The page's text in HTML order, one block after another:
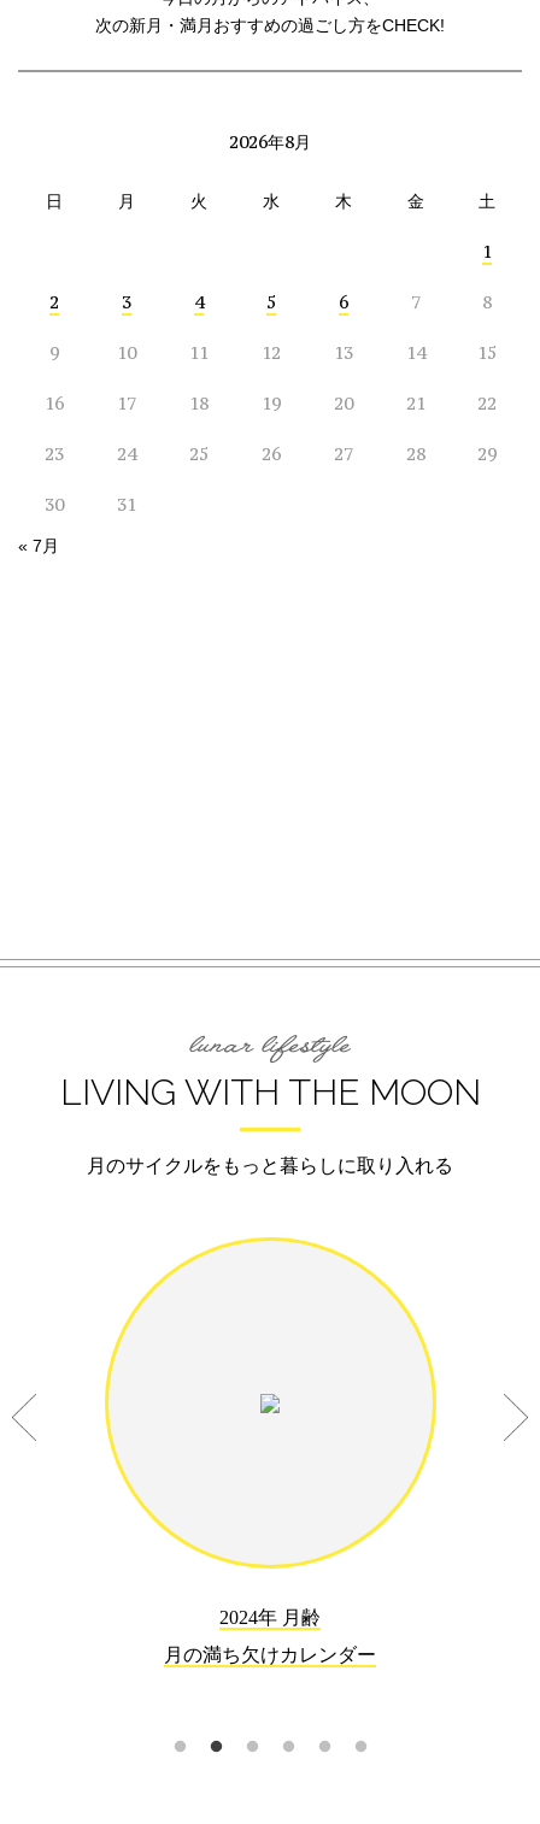
次の新月・満月おすすめの過ごし方をCHECK!
2026年8月
日 月 火 水 木 金 土
1
2 3 4 5 6 7 8
9 10 11 12 13 14 15
16 17 18 19 20 21 22
23 24 25 26 27 28 29
30 31
« 7月
LIVING WITH THE MOON
月のサイクルをもっと暮らしに取り入れる
2024年 月齢
月の満ち欠けカレンダー